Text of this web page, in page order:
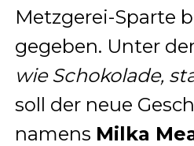
Metzgerei-Sparte
gegeben. Unter
wie Schokolade,
soll der neue
namens Milka